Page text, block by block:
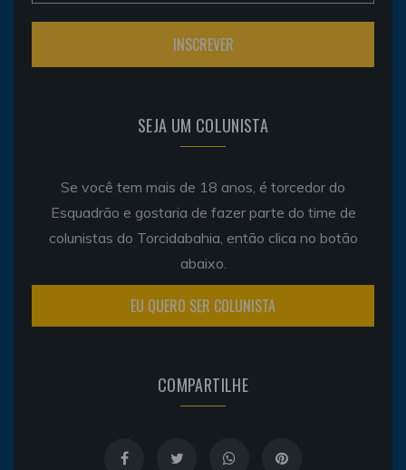
SEJA UM COLUNISTA
Se você tem mais de 18 anos, é torcedor do
Esquadrão e gostaria de fazer parte do time de
colunistas do Torcidabahia, então clica no botão
abaixo.
EU QUERO SER COLUNISTA
COMPARTILHE